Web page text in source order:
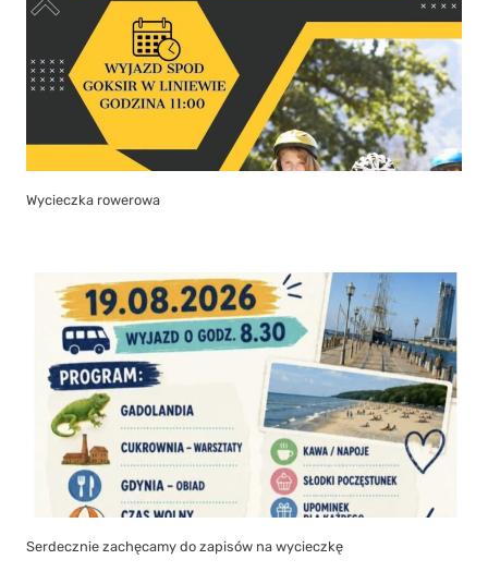
Wycieczka rowerowa
Serdecznie zachęcamy do zapisów na wycieczkę